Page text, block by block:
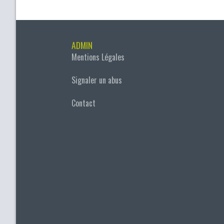
ADMIN
Mentions Légales
Signaler un abus
Contact